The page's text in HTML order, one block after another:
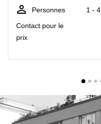
Esch-sur-
Сoworking
Sandweiler
Bureaux
Bureaux
Sandweiler
Personnes
1 - 4
Contact pour le
prix